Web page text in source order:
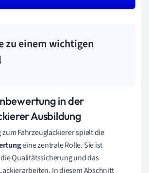
zu einem wichtigen
in der
Ausbildung
Fahrzeuglackierer spielt die
eine zentrale Rolle. Sie ist
Qualitätssicherung und das
In diesem Abschnitt